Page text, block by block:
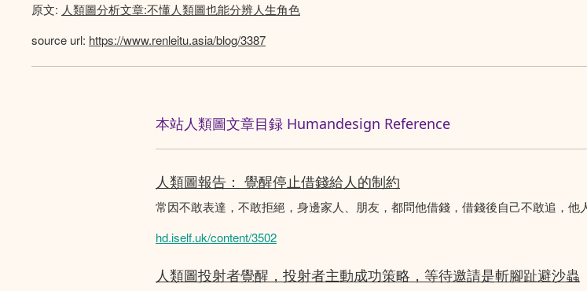
原文: 人類圖分析文章:不懂人類圖也能分辨人生角色
source url: https://www.renleitu.asia/blog/3387
本站人類圖文章目録 Humandesign Reference
人類圖報告： 覺醒停止借錢給人的制約
常因不敢表達，不敢拒絕，身邊家人、朋友，都問他借錢，借錢後自己不敢追，他
hd.iself.uk/content/3502
人類圖投射者覺醒，投射者主動成功策略，等待邀請是斬腳趾避沙蟲